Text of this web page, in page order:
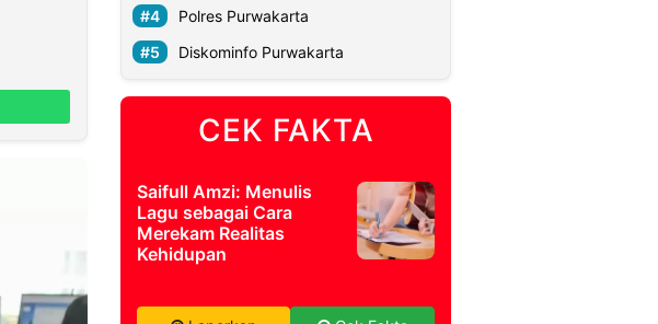
Polres Purwakarta
Diskominfo Purwakarta
CEK FAKTA
Saifull Amzi: Menulis
Lagu sebagai Cara
Merekam Realitas
Kehidupan